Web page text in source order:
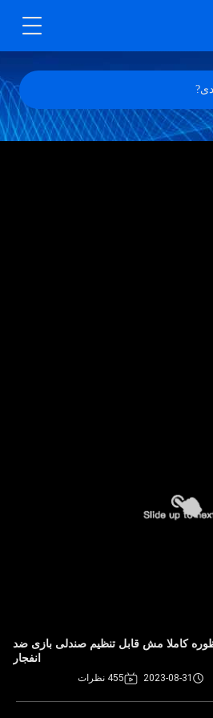
کاملا مش قابل تنظیم صندلی بازی ضد
انفجار
2023-08-31 455 نظرات